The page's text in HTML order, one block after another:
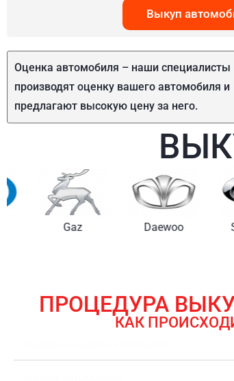
Выкуп
Оценка автомобиля – наши специалисты
производят оценку вашего автомобиля и
предлагают высокую цену за него.
Daewoo
ПРОЦЕДУРА
КАК